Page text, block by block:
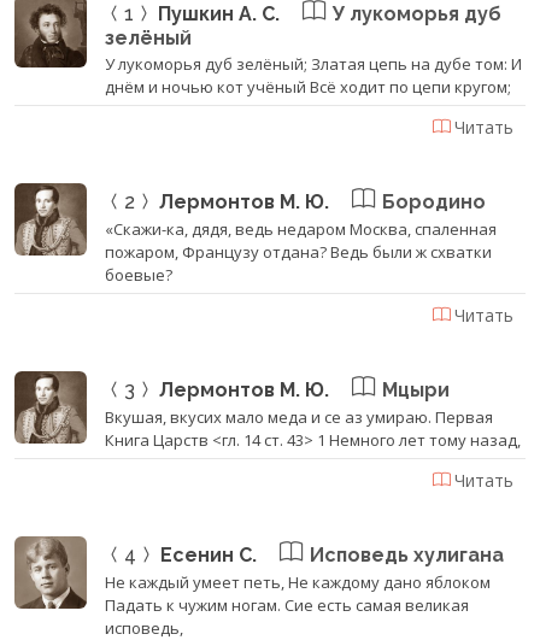
1 Пушкин А. С.
У лукоморья дуб
зелёный
У лукоморья дуб зелёный; Златая цепь на дубе том: И
днём и ночью кот учёный Всё ходит по цепи кругом;
Читать
2 Лермонтов М. Ю. Бородино
«Скажи-ка, дядя, ведь недаром Москва, спаленная
пожаром, Французу отдана? Ведь были ж схватки
боевые?
Читать
3 Лермонтов М. Ю. Мцыри
Вкушая, вкусих мало меда и се аз умираю. Первая
Книга Царств <гл. 14 ст. 43> 1 Немного лет тому назад,
Читать
4 Есенин С. Исповедь хулигана
Не каждый умеет петь, Не каждому дано яблоком
Падать к чужим ногам. Сие есть самая великая
исповедь,